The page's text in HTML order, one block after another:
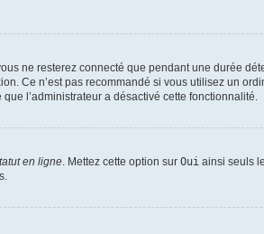
ne resterez connecté que pendant une durée
Ce n’est pas recommandé si vous utilisez un
l’administrateur a désactivé cette fonctionnalité.
en ligne. Mettez cette option sur Oui ainsi seuls